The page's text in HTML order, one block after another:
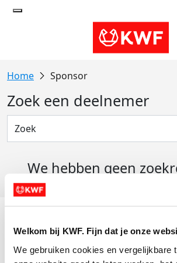
Welkom bij KWF. Fijn dat je onze
We gebruiken cookies en vergelijkbare
Sponsor
Zoek een deelnemer
We hebben geen
Actiematerialen
Evenementen